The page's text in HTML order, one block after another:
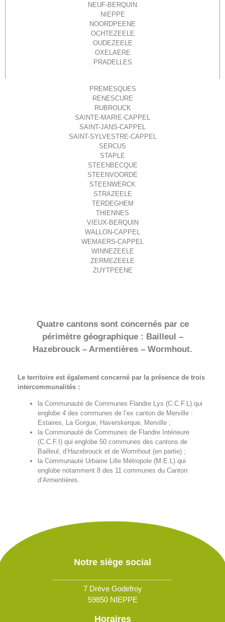
NEUF-BERQUIN
NIEPPE
NOORDPEENE
OCHTEZEELE
OUDEZEELE
OXELAERE
PRADELLES
PREMESQUES
RENESCURE
RUBROUCK
SAINTE-MARIE-CAPPEL
SAINT-JANS-CAPPEL
SAINT-SYLVESTRE-CAPPEL
SERCUS
STAPLE
STEENBECQUE
STEENVOORDE
STEENWERCK
STRAZEELE
TERDEGHEM
THIENNES
VIEUX-BERQUIN
WALLON-CAPPEL
WEMAERS-CAPPEL
WINNEZEELE
ZERMEZEELE
ZUYTPEENE
Quatre cantons sont concernés par ce
périmètre géographique : Bailleul –
Hazebrouck – Armentières – Wormhout.
Le territoire est également concerné par la présence de trois
intercommunalités :
la Communauté de Communes Flandre Lys (C.C.F.L) qui
englobe 4 des communes de l’ex canton de Merville :
Estaires, La Gorgue, Haverskerque, Merville ;
la Communauté de Communes de Flandre Intérieure
(C.C.F.I) qui englobe 50 communes des cantons de
Bailleul, d’Hazebrouck et de Wormhout (en partie) ;
la Communauté Urbaine Lille Métropole (M.E.L) qui
englobe notamment 8 des 11 communes du Canton
d’Armentières.
Notre siège social
7 Drève Godefroy
59850 NIEPPE
Horaires